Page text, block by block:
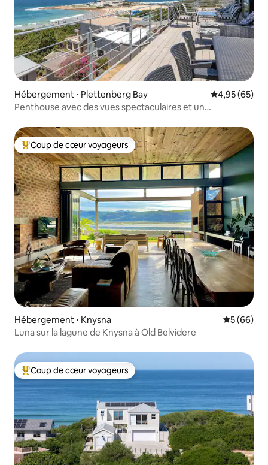
Hébergement ⋅ Plettenberg Bay Évaluation
4,95 (65)
Penthouse avec des vues spectaculaires et un
Coups de cœur voyageurs les plus appréciés
Coup de cœur voyageurs
Hébergement ⋅ Knysna
5 (66)
Luna sur la lagune de Knysna à Old Belvidere
Coups de cœur voyageurs les plus appréciés
Coup de cœur voyageurs